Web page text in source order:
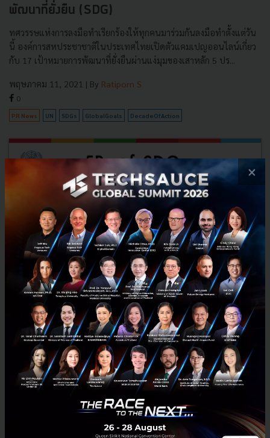
พัฒนาที่ยั่งยืน (SDG)
ทศวรรษแห่งการลงมือทำเรียกร้องให้ทุกคนมาร่วมกันลงมือทำตั้งแต่วัน
นี้ องค์การสหประชาชาติในประเทศไทยเปิดตัวแคมเปญออนไลน์เกี่ยว
กับ 17 เป้าหมายการพัฒนาที่ยั่งยืนผ่านแง่มุมของเสาหลัก 5 ปร...
พฤษภาคม 11, 2021 | By Ratiporn S
0
PR News UN SDGs GlobalGoals DecadeOfAction
UN in Thailand launches Sustainable
Development Goals (SDG) online
campaign
Achieving the 2030 Agenda and the Sustainable Development
Goals is a hugely ambitious and yet vital undertaking.
Cooperation from all sectors and on an individual level are
×